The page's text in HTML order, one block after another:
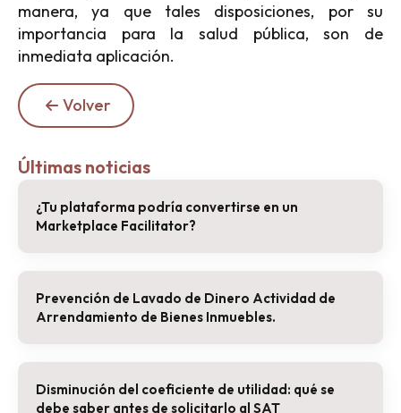
manera, ya que tales disposiciones, por su
importancia para la salud pública, son de
inmediata aplicación.
Volver
Últimas noticias
¿Tu plataforma podría convertirse en un
Marketplace Facilitator?
Prevención de Lavado de Dinero Actividad de
Arrendamiento de Bienes Inmuebles.
Disminución del coeficiente de utilidad: qué se
debe saber antes de solicitarlo al SAT